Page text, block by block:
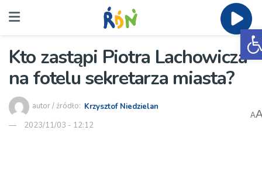
Kto zastąpi Piotra Lachowicza
na fotelu sekretarza miasta?
autor / źródło: Krzysztof Niedzielan
2023/11/03 - 12:12
A